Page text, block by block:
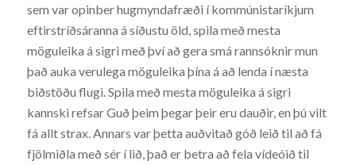
sem var opinber hugmyndafræði í kommúnistaríkjum
eftirstríðsáranna á síðustu öld, spila með mesta
möguleika á sigri með því að gera smá rannsóknir mun
það auka verulega möguleika þína á að lenda í næsta
biðstöðu flugi. Spila með mesta möguleika á sigri
kannski refsar Guð þeim þegar þeir eru dauðir, en þú vilt
fá allt strax. Annars var þetta auðvitað góð leið til að fá
fjölmiðla með sér í lið, það er betra að fela vídeóið til